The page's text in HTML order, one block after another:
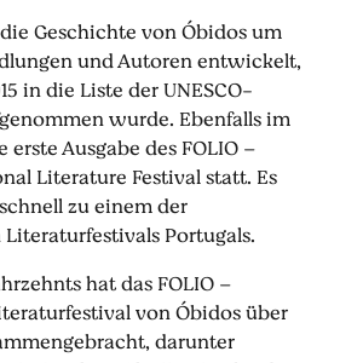
Geschichte von Óbidos um
und Autoren entwickelt,
in die Liste der UNESCO-
wurde. Ebenfalls im
erste Ausgabe des FOLIO –
Literature Festival statt. Es
zu einem der
Portugals.
hat das FOLIO –
von Óbidos über
darunter